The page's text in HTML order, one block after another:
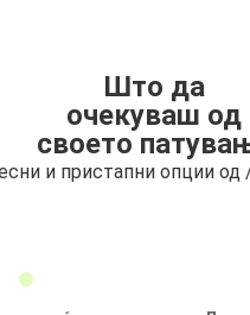
Што да
очекуваш од
своето
и пристапни опции од